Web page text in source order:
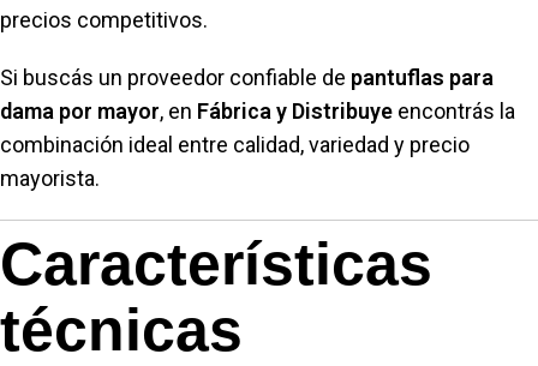
precios competitivos.
Si buscás un proveedor confiable de pantuflas para
dama por mayor, en Fábrica y Distribuye encontrás la
combinación ideal entre calidad, variedad y precio
mayorista.
Características
técnicas